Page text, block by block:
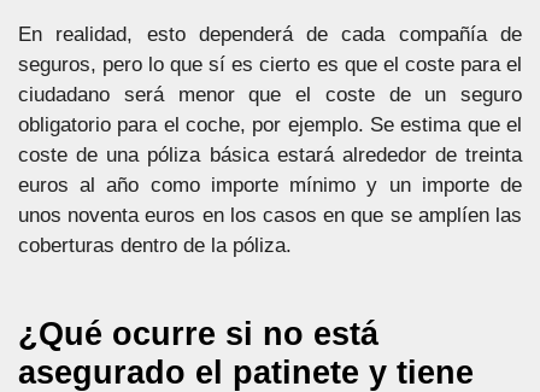
En realidad, esto dependerá de cada compañía de
seguros, pero lo que sí es cierto es que el coste para el
ciudadano será menor que el coste de un seguro
obligatorio para el coche, por ejemplo. Se estima que el
coste de una póliza básica estará alrededor de treinta
euros al año como importe mínimo y un importe de
unos noventa euros en los casos en que se amplíen las
coberturas dentro de la póliza.
¿Qué ocurre si no está
asegurado el patinete y tiene